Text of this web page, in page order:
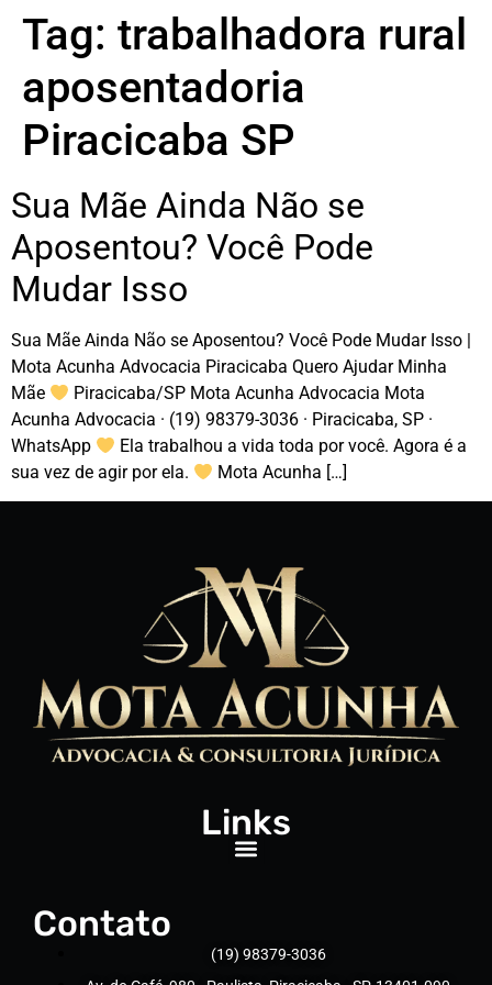
Tag: trabalhadora rural
aposentadoria
Piracicaba SP
Sua Mãe Ainda Não se
Aposentou? Você Pode
Mudar Isso
Sua Mãe Ainda Não se Aposentou? Você Pode Mudar Isso |
Mota Acunha Advocacia Piracicaba Quero Ajudar Minha
Mãe
Piracicaba/SP Mota Acunha Advocacia Mota
Acunha Advocacia · (19) 98379-3036 · Piracicaba, SP ·
WhatsApp
Ela trabalhou a vida toda por você. Agora é a
sua vez de agir por ela.
Mota Acunha […]
Links
Contato
(19) 98379-3036